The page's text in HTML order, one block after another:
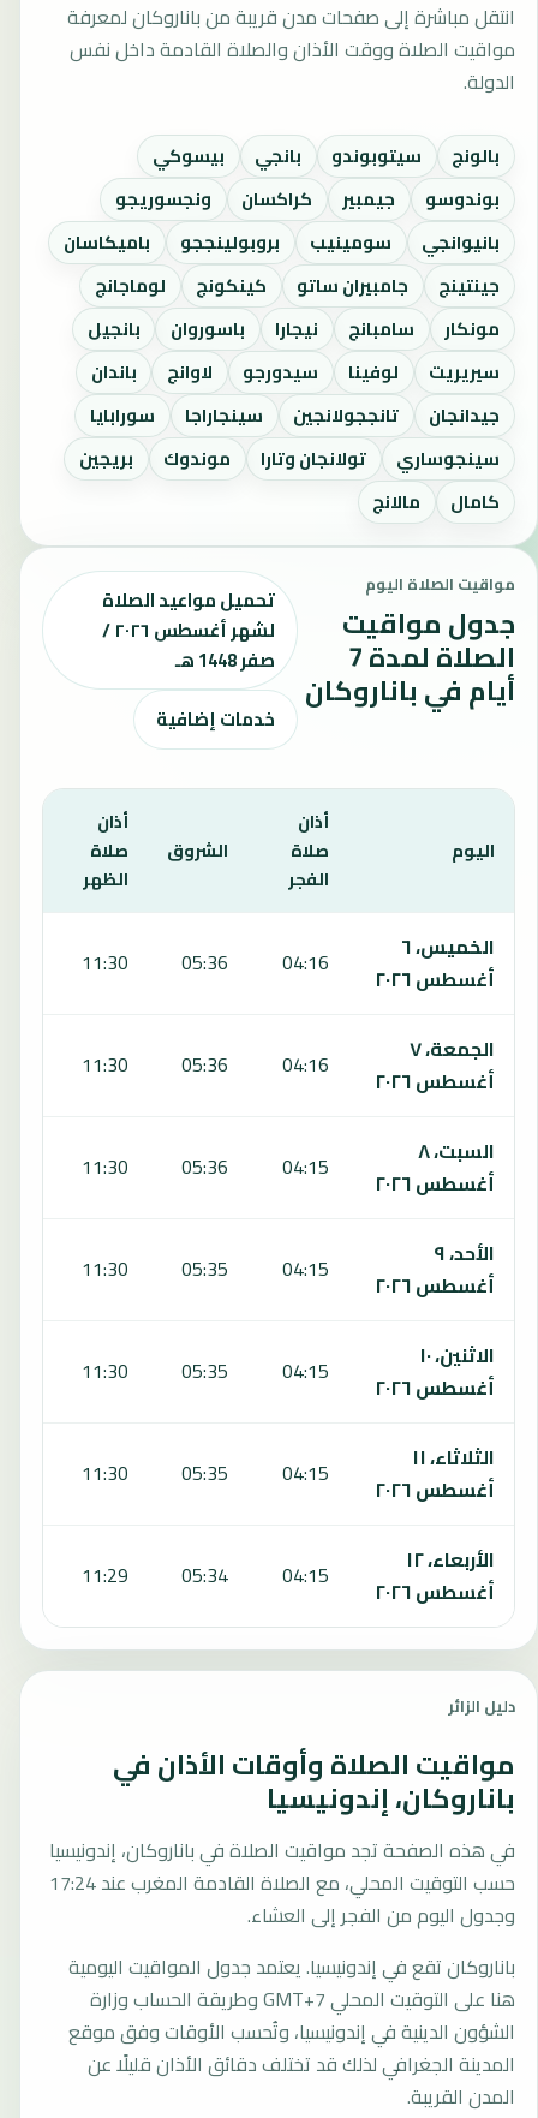
انتقل مباشرة إلى صفحات مدن قريبة من باناروكان لمعرفة
مواقيت الصلاة ووقت الأذان والصلاة القادمة داخل نفس
الدولة.
بالونج سيتوبوندو بانجي
بيسوكي
بوندوسو
جيمبير كراكسان
ونجسوريجو
بانيوانجي
سومينيب بروبولينججو
باميكاسان
جينتينج
جامبيران ساتو كينكونج
لوماجانج
مونكار
سامبانج نيجارا باسوروان
بانجيل
سيريريت
لوفينا سيدورجو لاوانج
باندان
جيدانجان
تانججولانجين سينجاراجا
سورابايا
سينجوساري
تولانجان وتارا موندوك
بريجين
كامال
مالانج
مواقيت الصلاة اليوم
جدول مواقيت
الصلاة لمدة 7
أيام في باناروكان
تحميل مواعيد الصلاة
لشهر أغسطس ٢٠٢٦ /
صفر 1448 هـ
خدمات إضافية
اليوم
أذان
صلاة
الفجر
الشروق
أذان
صلاة
الظهر
الخميس، ٦
أغسطس ٢٠٢٦
04:16
05:36
11:30
الجمعة، ٧
أغسطس ٢٠٢٦
04:16
05:36
11:30
السبت، ٨
أغسطس ٢٠٢٦
04:15
05:36
11:30
الأحد، ٩
أغسطس ٢٠٢٦
04:15
05:35
11:30
الاثنين، ١٠
أغسطس ٢٠٢٦
04:15
05:35
11:30
الثلاثاء، ١١
أغسطس ٢٠٢٦
04:15
05:35
11:30
الأربعاء، ١٢
أغسطس ٢٠٢٦
04:15
05:34
11:29
دليل الزائر
مواقيت الصلاة وأوقات الأذان في
باناروكان، إندونيسيا
في هذه الصفحة تجد مواقيت الصلاة في باناروكان، إندونيسيا
حسب التوقيت المحلي، مع الصلاة القادمة المغرب عند 17:24
وجدول اليوم من الفجر إلى العشاء.
باناروكان تقع في إندونيسيا. يعتمد جدول المواقيت اليومية
هنا على التوقيت المحلي GMT+7 وطريقة الحساب وزارة
الشؤون الدينية في إندونيسيا، وتُحسب الأوقات وفق موقع
المدينة الجغرافي لذلك قد تختلف دقائق الأذان قليلًا عن
المدن القريبة.